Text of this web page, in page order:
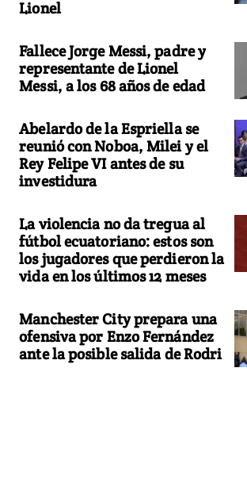
Lionel
Fallece Jorge Messi, padre y
representante de Lionel
Messi, a los 68 años de edad
Abelardo de la Espriella se
reunió con Noboa, Milei y el
Rey Felipe VI antes de su
investidura
La violencia no da tregua al
fútbol ecuatoriano: estos son
los jugadores que perdieron la
vida en los últimos 12 meses
Manchester City prepara una
ofensiva por Enzo Fernández
ante la posible salida de Rodri